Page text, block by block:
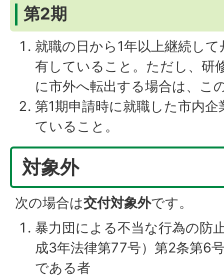
第2期
就職の日から1年以上継続し
有していること。ただし、研
に市外へ転出する場合は、こ
第1期申請時に就職した市内
ていること。
対象外
次の場合は交付対象外です。
暴力団による不当な行為の防
成3年法律第77号）第2条第6
である者